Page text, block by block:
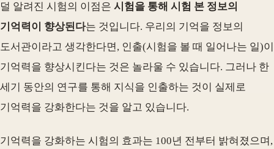
덜 알려진 시험의 이점은 시험을 통해 시험 본 정보의
기억력이 향상된다는 것입니다. 우리의 기억을 정보의
도서관이라고 생각한다면, 인출(시험을 볼 때 일어나는 일)이
기억력을 향상시킨다는 것은 놀라울 수 있습니다. 그러나 한
세기 동안의 연구를 통해 지식을 인출하는 것이 실제로
기억력을 강화한다는 것을 알고 있습니다.
기억력을 강화하는 시험의 효과는 100년 전부터 밝혀졌으며,